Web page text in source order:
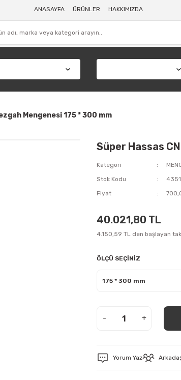
ANASAYFA ÜRÜNLER HAKKIMIZDA
Mengenesi 175 * 300 mm
Süper Hassas
Kategori
Stok Kodu
4351
Fiyat
40.021,80 TL
4.150,59 TL den başlayan
ÖLÇÜ SEÇİNİZ
- +
Yorum Yaz